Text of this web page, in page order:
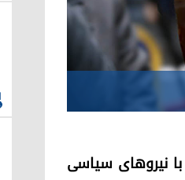
و با نیروهای سیاسی